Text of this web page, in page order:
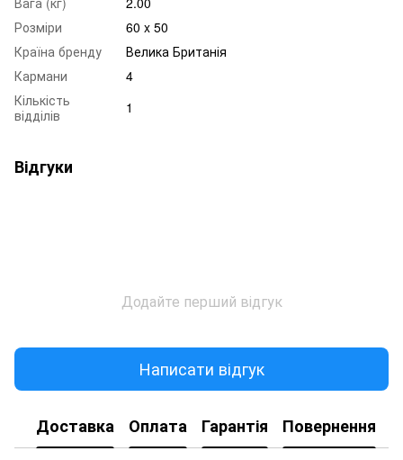
Розміри
60 x 50
Країна бренду
Велика Британія
Кармани
4
Кількість
відділів
1
Відгуки
Додайте перший відгук
Написати відгук
Доставка Оплата Гарантія Повернення